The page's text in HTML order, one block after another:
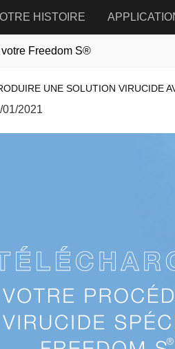
HISTOIRE
Freedom S®
UNE SOLUTION VIRUCIDE
01/2021